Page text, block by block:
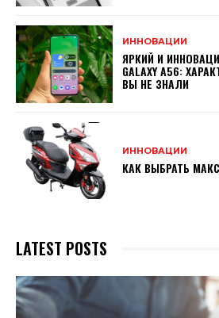
ИННОВАЦИИ
ЯРКИЙ И
GALAXY A56:
ВЫ НЕ ЗНАЛИ
ИННОВАЦИИ
КАК ВЫБРАТЬ
LATEST POSTS